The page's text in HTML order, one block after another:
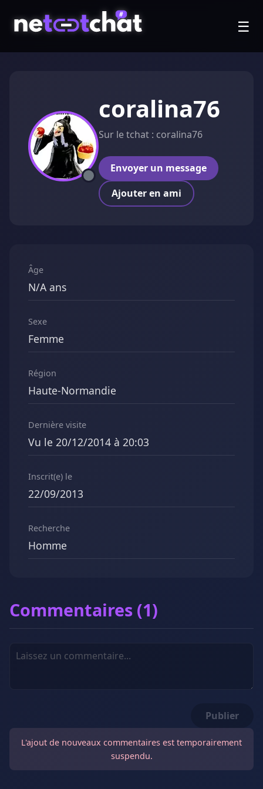
☰
coralina76
Sur le tchat : coralina76
Envoyer un message
Ajouter en ami
Âge
N/A ans
Sexe
Femme
Région
Haute-Normandie
Dernière visite
Vu le 20/12/2014 à 20:03
Inscrit(e) le
22/09/2013
Recherche
Homme
Commentaires (1)
Publier
L'ajout de nouveaux commentaires est temporairement
suspendu.